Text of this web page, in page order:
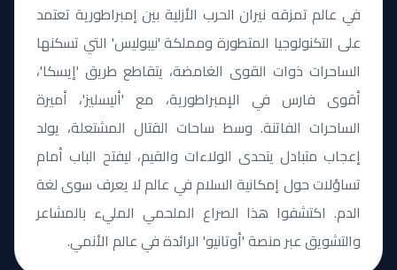
في عالم تمزقه نيران الحرب الأزلية بين إمبراطورية تعتمد
على التكنولوجيا المتطورة ومملكة 'نيبوليس' التي تسكنها
الساحرات ذوات القوى الغامضة، يتقاطع طريق 'إيسكا'،
أقوى فارس في الإمبراطورية، مع 'أليسليز'، أميرة
الساحرات الفاتنة. وسط ساحات القتال المشتعلة، يولد
إعجاب متبادل يتحدى الولاءات والقيم، ليفتح الباب أمام
تساؤلات حول إمكانية السلام في عالم لا يعرف سوى لغة
الدم. اكتشفوا هذا الصراع الملحمي المليء بالمشاعر
والتشويق عبر منصة 'أوتانيو' الرائدة في عالم الأنمي.